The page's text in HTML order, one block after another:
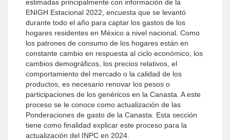
estimadas principalmente con información de la
ENIGH Estacional 2022, encuesta que se levantó
durante todo el año para captar los gastos de los
hogares residentes en México a nivel nacional. Como
los patrones de consumo de los hogares están en
constante cambio en respuesta al ciclo económico, los
cambios demográficos, los precios relativos, el
comportamiento del mercado o la calidad de los
productos, es necesario renovar los pesos o
participaciones de los genéricos en la Canasta. A este
proceso se le conoce como actualización de las
Ponderaciones de gasto de la Canasta. Esta sección
tiene como finalidad explicar este proceso para la
actualización del INPC en 2024.